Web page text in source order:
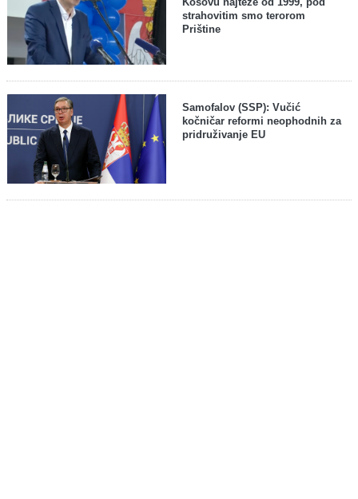
strahovitim smo terorom
Prištine
Samofalov (SSP): Vučić
kočničar reformi neophodnih za
pridruživanje EU